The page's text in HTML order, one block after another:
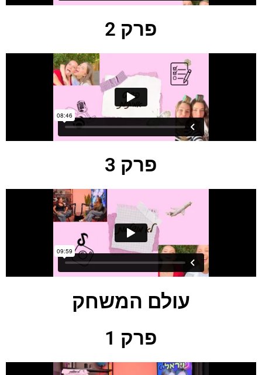
פרק 2
פרק 3
עולם המשחק
פרק 1